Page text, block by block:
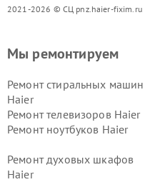
2021-2026 © СЦ pnz.haier-fixim.ru
Мы ремонтируем
Ремонт стиральных машин
Haier
Ремонт телевизоров Haier
Ремонт ноутбуков Haier
Ремонт духовых шкафов
Haier